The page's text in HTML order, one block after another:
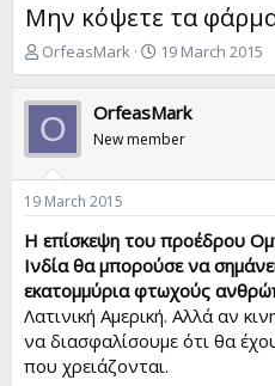
Μην κόψετε τα
T
h
e
a
d
s
r
t
e
r
OrfeasMark
S
t
r
t
a
19 March 2015
O OrfeasMark
New member
19 March 2015
Η επίσκεψη του προέδρου
Ινδία θα μπορούσε να
εκατομμύρια φτωχούς
Λατινική Αμερική. Αλλά αν
να διασφαλίσουμε ότι θα
που χρειάζονται.